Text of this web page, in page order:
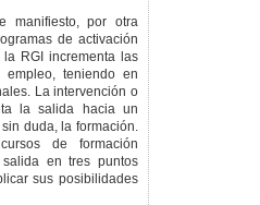
manifiesto, por otra
de activación
RGI incrementa las
teniendo en
La intervención o
la salida hacia un
duda, la formación.
de formación
en tres puntos
sus posibilidades